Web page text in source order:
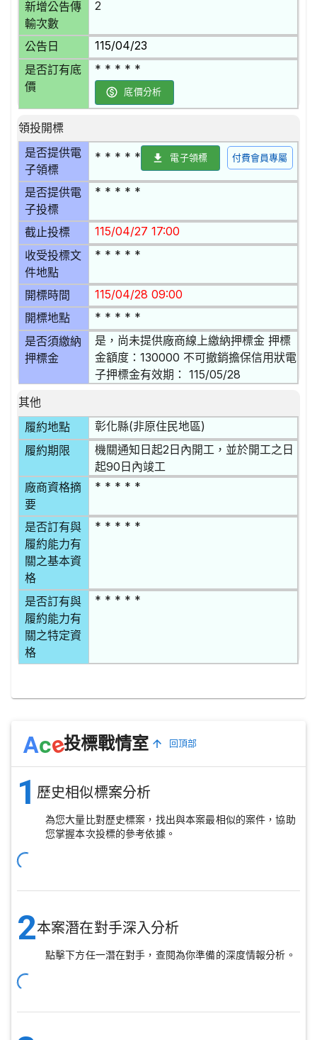
新增公告傳
輸次數
2
公告日 115/04/23
是否訂有底
價
* * * * *
底價分析
領投開標
是否提供電
子領標
* * * * * 電子領標 付費會員專屬
是否提供電
子投標
* * * * *
截止投標 115/04/27 17:00
收受投標文
件地點
* * * * *
開標時間 115/04/28 09:00
開標地點 * * * * *
是否須繳納
押標金
是，尚未提供廠商線上繳納押標金 押標
金額度：130000 不可撤銷擔保信用狀電
子押標金有效期： 115/05/28
其他
履約地點
彰化縣(非原住民地區)
履約期限
機關通知日起2日內開工，並於開工之日
起90日內竣工
廠商資格摘
要
* * * * *
是否訂有與
履約能力有
關之基本資
格
* * * * *
是否訂有與
履約能力有
關之特定資
格
* * * * *
Ace投標戰情室 回頂部
1 歷史相似標案分析
為您大量比對歷史標案，找出與本案最相似的案件，協助
您掌握本次投標的參考依據。
2本案潛在對手深入分析
點擊下方任一潛在對手，查閱為你準備的深度情報分析。